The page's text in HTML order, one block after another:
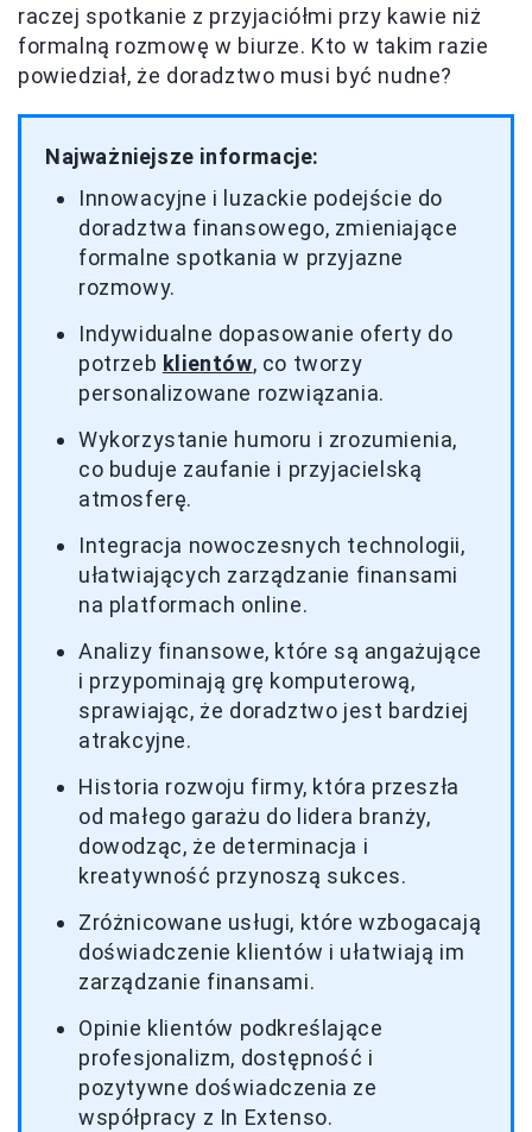
raczej spotkanie z przyjaciółmi przy kawie niż
formalną rozmowę w biurze. Kto w takim razie
powiedział, że doradztwo musi być nudne?
Najważniejsze informacje:
Innowacyjne i luzackie podejście do
doradztwa finansowego, zmieniające
formalne spotkania w przyjazne
rozmowy.
Indywidualne dopasowanie oferty do
potrzeb klientów, co tworzy
personalizowane rozwiązania.
Wykorzystanie humoru i zrozumienia,
co buduje zaufanie i przyjacielską
atmosferę.
Integracja nowoczesnych technologii,
ułatwiających zarządzanie finansami
na platformach online.
Analizy finansowe, które są angażujące
i przypominają grę komputerową,
sprawiając, że doradztwo jest bardziej
atrakcyjne.
Historia rozwoju firmy, która przeszła
od małego garażu do lidera branży,
dowodząc, że determinacja i
kreatywność przynoszą sukces.
Zróżnicowane usługi, które wzbogacają
doświadczenie klientów i ułatwiają im
zarządzanie finansami.
Opinie klientów podkreślające
profesjonalizm, dostępność i
pozytywne doświadczenia ze
współpracy z In Extenso.